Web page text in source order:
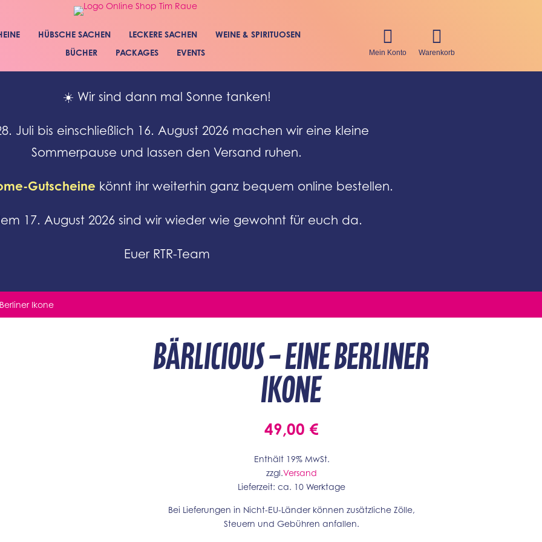
HÜBSCHE SACHEN LECKERE SACHEN
WEINE & SPIRITUOSEN
BÜCHER
PACKAGES EVENTS

Mein Konto

Warenkorb
☀️ Wir sind dann mal Sonne tanken!
Juli bis einschließlich 16. August 2026 machen wir eine kleine
Sommerpause und lassen den Versand ruhen.
Gutscheine könnt ihr weiterhin ganz bequem online bestellen.
17. August 2026 sind wir wieder wie gewohnt für euch da.
Euer RTR-Team
Ikone
BÄRLICIOUS – Eine Berliner
Ikone
49,00 €
Enthält 19% MwSt.
zzgl.Versand
Lieferzeit: ca. 10 Werktage
Bei Lieferungen in Nicht-EU-Länder können zusätzliche Zölle,
Steuern und Gebühren anfallen.